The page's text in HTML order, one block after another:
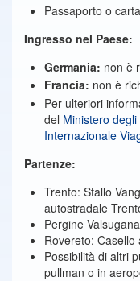
Passaporto o
Ingresso nel Paese:
Germania: non è
Francia: non è
Per ulteriori
del Ministero
Internazionale
Partenze:
Trento: Stallo
autostradale
Pergine
Rovereto:
Possibilità di altri
pullman o in